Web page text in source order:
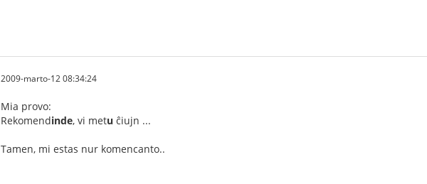
2009-marto-12 08:34:24
Mia provo:
Rekomendinde, vi metu ĉiujn ...
Tamen, mi estas nur komencanto..